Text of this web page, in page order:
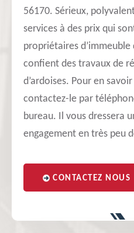
56170. Sérieux,
services à des prix qui
propriétaires
confient des travaux de
d’ardoises. Pour en
contactez-le par
bureau. Il vous dressera
engagement en très peu
CONTACTEZ NOUS